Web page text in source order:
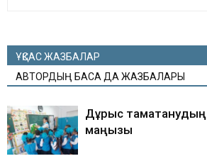
ҰҚСАС ЖАЗБАЛАР
АВТОРДЫҢ БАСҚА ДА ЖАЗБАЛАРЫ
Дұрыс
маңызы